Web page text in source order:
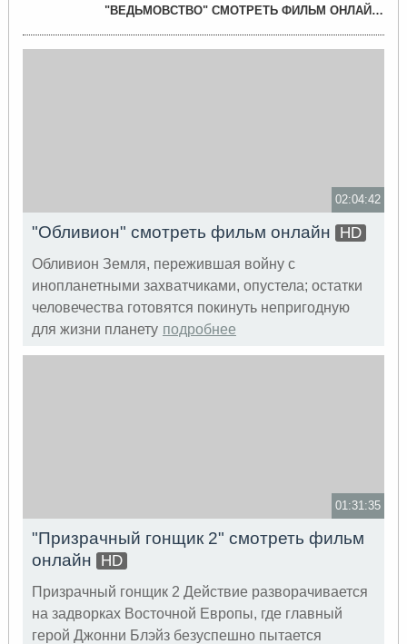
"ВЕДЬМОВСТВО" СМОТРЕТЬ ФИЛЬМ ОНЛАЙН →
02:04:42
"Обливион" смотреть фильм онлайн HD
Обливион Земля, пережившая войну с
инопланетными захватчиками, опустела; остатки
человечества готовятся покинуть непригодную
для жизни планету подробнее
01:31:35
"Призрачный гонщик 2" смотреть фильм
онлайн
HD
Призрачный гонщик 2 Действие разворачивается
на задворках Восточной Европы, где главный
герой Джонни Блэйз безуспешно пытается